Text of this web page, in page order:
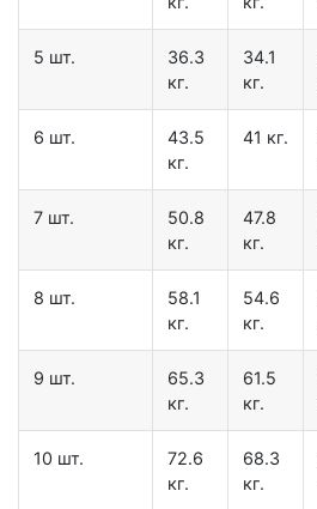
5 шт.
36.3
кг.
34.1
кг.
6 шт.
43.5
кг.
41 кг.
7 шт.
50.8
кг.
47.8
кг.
8 шт.
58.1
кг.
54.6
кг.
9 шт.
65.3
кг.
61.5
кг.
10 шт.
72.6
кг.
68.3
кг.